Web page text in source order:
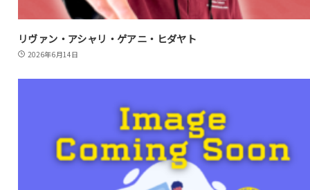
リヴァン・アシャリ・ゲアニ・ヒダヤト
2026年6月14日